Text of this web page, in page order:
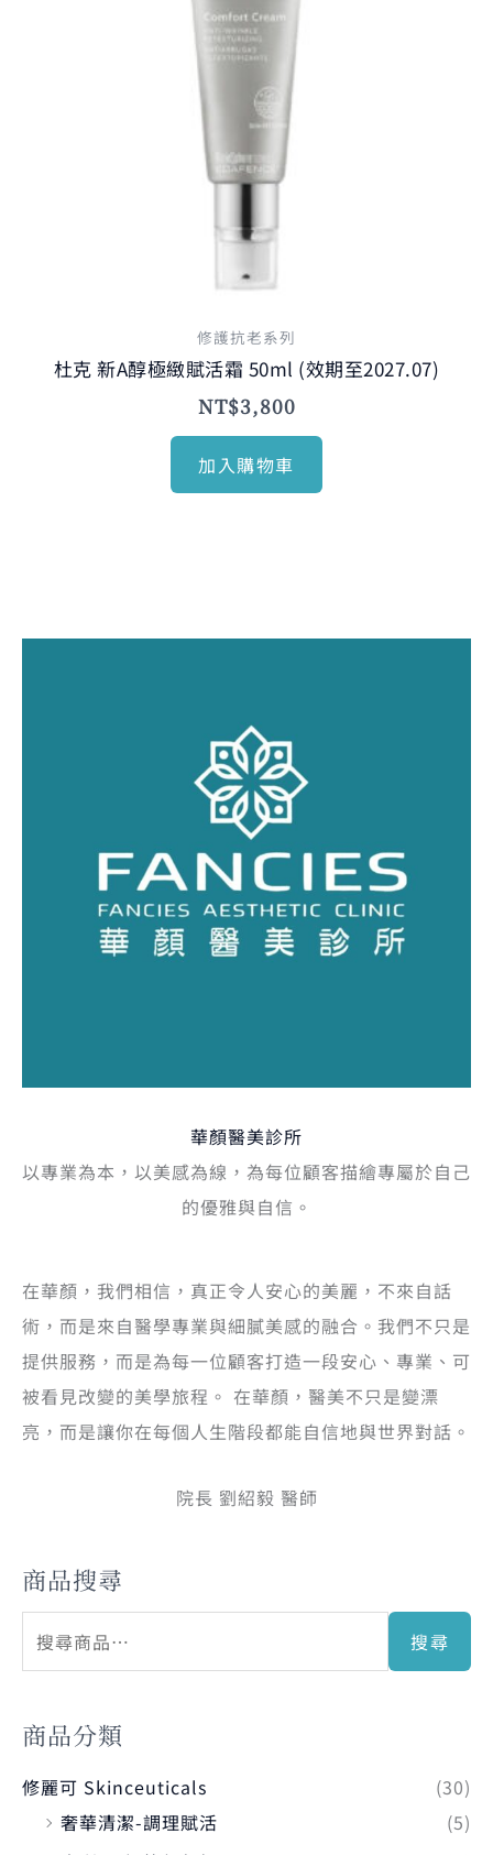
修護抗老系列
杜克 新A醇極緻賦活霜 50ml (效期至2027.07)
NT$3,800
加入購物車
華顏醫美診所
以專業為本，以美感為線，為每位顧客描繪專屬於自己
的優雅與自信。
在華顏，我們相信，真正令人安心的美麗，不來自話
術，而是來自醫學專業與細膩美感的融合。我們不只是
提供服務，而是為每一位顧客打造一段安心、專業、可
被看見改變的美學旅程。 在華顏，醫美不只是變漂
亮，而是讓你在每個人生階段都能自信地與世界對話。
院長 劉紹毅 醫師
商品搜尋
搜尋
商品分類
修麗可 Skinceuticals
(30)
奢華清潔-調理賦活
(5)